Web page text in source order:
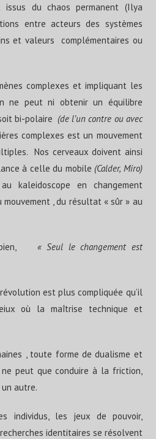
issus du chaos permanent (Ilya
entre acteurs des systèmes
et valeurs complémentaires ou
complexes et impliquant les
ne peut ni obtenir un équilibre
bi-polaire(de l’un contre ou avec
complexes est un mouvement
Nos cerveaux doivent ainsi
à celle du mobile(Calder, Miro)
kaleidoscope en changement
, du résultat « sûr » au
bien,
« Seul le changement est
est plus compliquée qu’il
où la maîtrise technique et
, toute forme de dualisme et
peut que conduire à la friction,
autre.
individus, les jeux de pouvoir,
identitaires se résolvent